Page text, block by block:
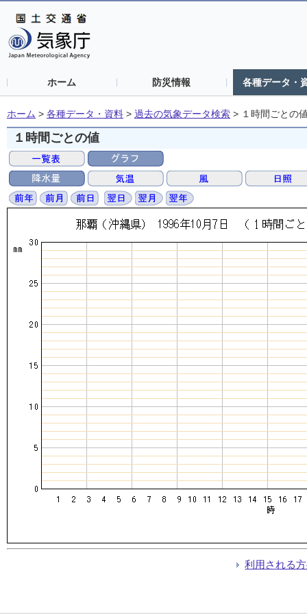
ホーム 防災情報 各種データ・
ホーム > 各種データ・資料 > 過去の気象データ検索 > １時間ごとの
１時間ごとの値
利用される